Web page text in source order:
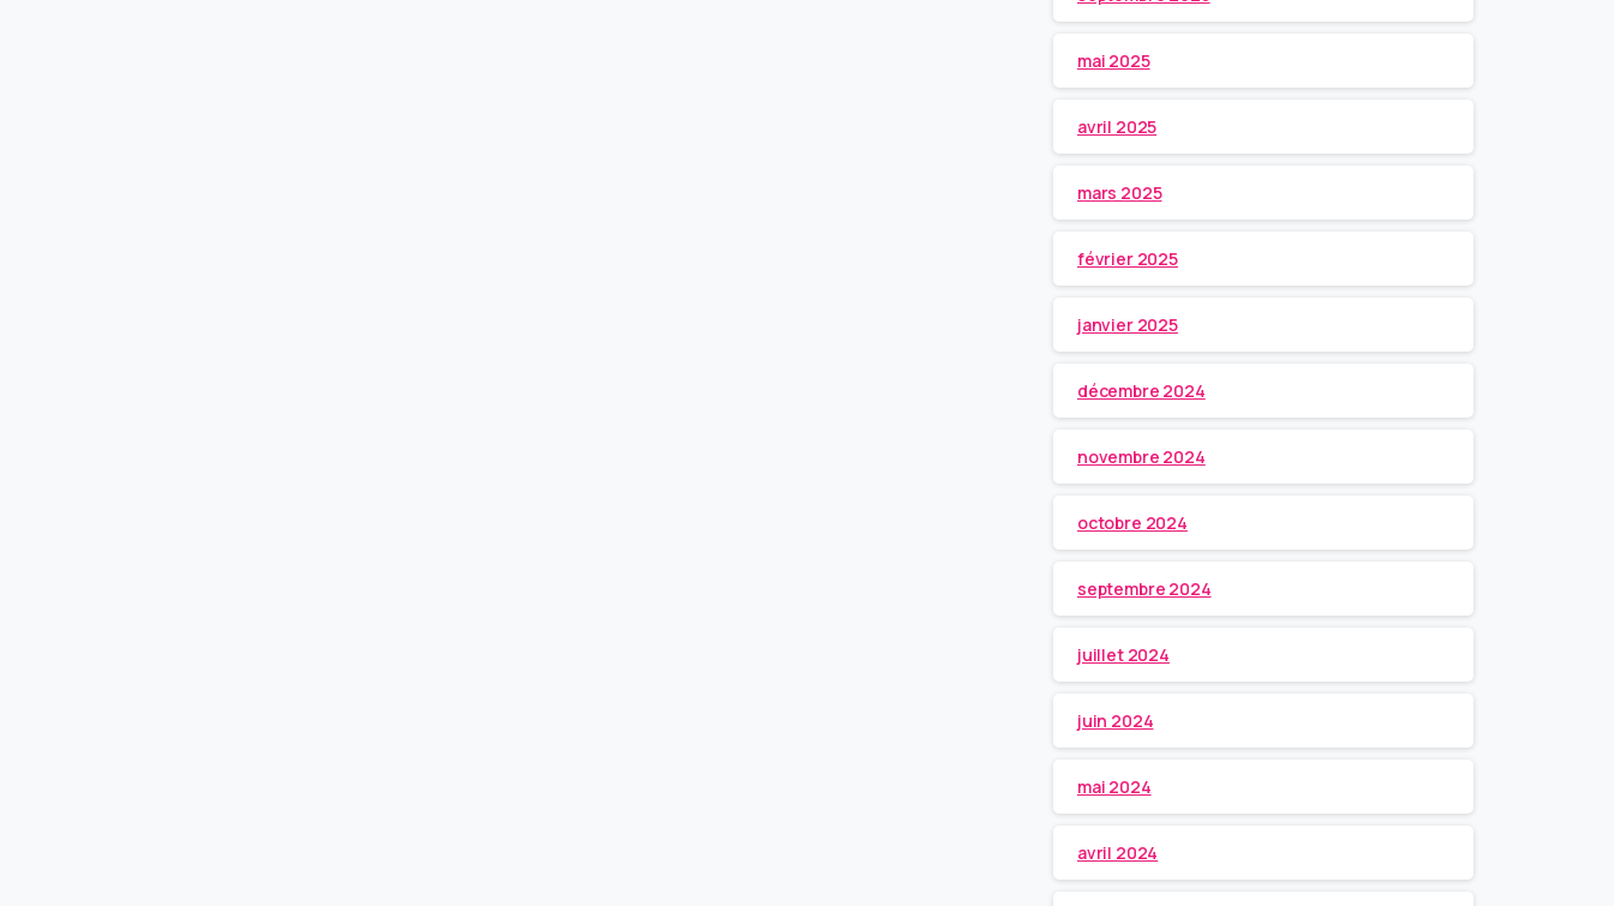
mai 2025
avril 2025
mars 2025
février 2025
janvier 2025
décembre 2024
novembre 2024
octobre 2024
septembre 2024
juillet 2024
juin 2024
mai 2024
avril 2024